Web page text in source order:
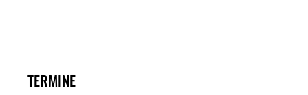
TERMINE